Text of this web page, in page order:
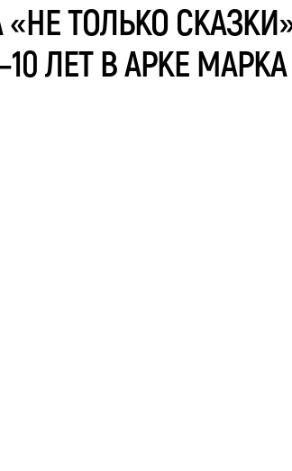
«НЕ ТОЛЬКО
ЛЕТ В АРКЕ МАРКА